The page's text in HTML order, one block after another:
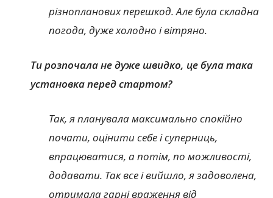
різнопланових перешкод. Але була складна
погода, дуже холодно і вітряно.
Ти розпочала не дуже швидко, це була така
установка перед стартом?
Так, я планувала максимально спокійно
почати, оцінити себе і суперниць,
впрацюватися, а потім, по можливості,
додавати. Так все і вийшло, я задоволена,
отримала гарні враження від